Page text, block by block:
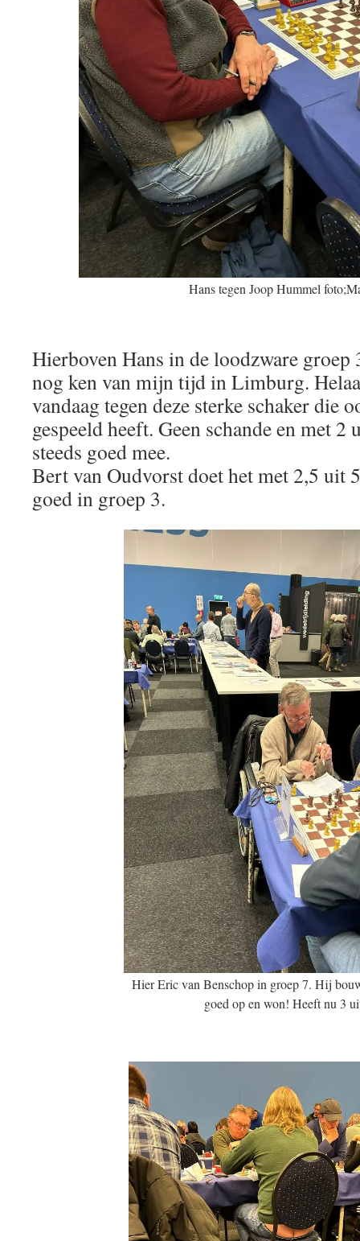
Hans tegen Joop Hummel
Hierboven Hans in de loodzware groep
nog ken van mijn tijd in Limburg.
vandaag tegen deze sterke schaker die
gespeeld heeft. Geen schande en met 2
steeds goed mee.
Bert van Oudvorst doet het met 2,5 uit
goed in groep 3.
Hier Eric van Benschop in groep 7. Hij
goed op en won! Heeft nu 3